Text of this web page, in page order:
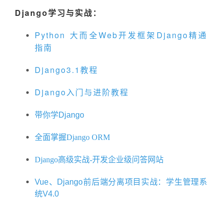
Django学习与实战：
Python 大而全Web开发框架Django精通
指南
Django3.1教程
Django入门与进阶教程
带你学Django
全面掌握Django ORM
Django高级实战-开发企业级问答网站
Vue、Django前后端分离项目实战：学生管理系
统V4.0